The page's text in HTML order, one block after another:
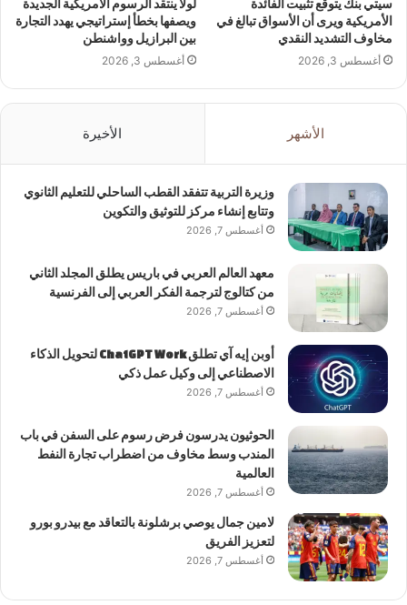
سيتي بنك يتوقع تثبيت الفائدة
الأمريكية ويرى أن الأسواق تبالغ في
مخاوف التشديد النقدي
أغسطس 3, 2026
لولا ينتقد الرسوم الأمريكية الجديدة
ويصفها بخطأ إستراتيجي يهدد التجارة
بين البرازيل وواشنطن
أغسطس 3, 2026
الأشهر الأخيرة
وزيرة التربية تتفقد القطب الساحلي للتعليم الثانوي
وتتابع إنشاء مركز للتوثيق والتكوين
أغسطس 7, 2026
معهد العالم العربي في باريس يطلق المجلد الثاني
من كتالوج لترجمة الفكر العربي إلى الفرنسية
أغسطس 7, 2026
أوبن إيه آي تطلق ChatGPT Work لتحويل الذكاء
الاصطناعي إلى وكيل عمل ذكي
أغسطس 7, 2026
الحوثيون يدرسون فرض رسوم على السفن في باب
المندب وسط مخاوف من اضطراب تجارة النفط
العالمية
أغسطس 7, 2026
لامين جمال يوصي برشلونة بالتعاقد مع بيدرو بورو
لتعزيز الفريق
أغسطس 7, 2026